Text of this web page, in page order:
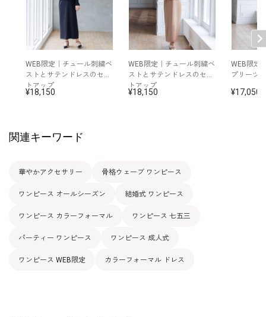
105.0 40.0 53.0
13号(42) 109.0 40.5 53.5 112.0
表地基布：ポリエステル100％
刺繍部分：ポリエステル100％
バッグ /
5520401-00
WEB限定｜チュール刺繍ベ
ストとサテンドレスのセッ
トアップ
18,150
WEB限定｜チュール刺繍ベ
ストとサテンドレスのセッ
トアップ
18,150
WEB限定
プリーツ
17,050
関連キーワード
華やかアクセサリー 骨格ウェーブ ワンピース
ワンピース オールシーズン 結婚式 ワンピース
ワンピース カラーフォーマル ワンピース 七五三
パーティー ワンピース ワンピース 成人式
ワンピース WEB限定 カラーフォーマル ドレス